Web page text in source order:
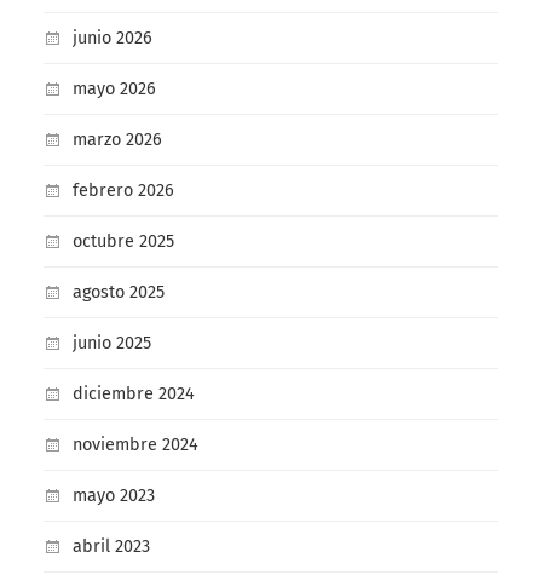
junio 2026
mayo 2026
marzo 2026
febrero 2026
octubre 2025
agosto 2025
junio 2025
diciembre 2024
noviembre 2024
mayo 2023
abril 2023